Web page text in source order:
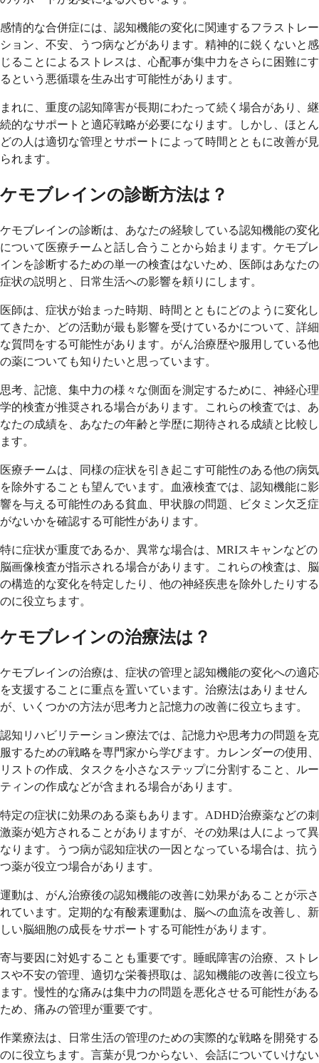
感情的な合併症には、認知機能の変化に関連するフラストレー
ション、不安、うつ病などがあります。精神的に鋭くないと感
じることによるストレスは、心配事が集中力をさらに困難にす
るという悪循環を生み出す可能性があります。
まれに、重度の認知障害が長期にわたって続く場合があり、継
続的なサポートと適応戦略が必要になります。しかし、ほとん
どの人は適切な管理とサポートによって時間とともに改善が見
られます。
ケモブレインの診断方法は？
ケモブレインの診断は、あなたの経験している認知機能の変化
について医療チームと話し合うことから始まります。ケモブレ
インを診断するための単一の検査はないため、医師はあなたの
症状の説明と、日常生活への影響を頼りにします。
医師は、症状が始まった時期、時間とともにどのように変化し
てきたか、どの活動が最も影響を受けているかについて、詳細
な質問をする可能性があります。がん治療歴や服用している他
の薬についても知りたいと思っています。
思考、記憶、集中力の様々な側面を測定するために、神経心理
学的検査が推奨される場合があります。これらの検査では、あ
なたの成績を、あなたの年齢と学歴に期待される成績と比較し
ます。
医療チームは、同様の症状を引き起こす可能性のある他の病気
を除外することも望んでいます。血液検査では、認知機能に影
響を与える可能性のある貧血、甲状腺の問題、ビタミン欠乏症
がないかを確認する可能性があります。
特に症状が重度であるか、異常な場合は、MRIスキャンなどの
脳画像検査が指示される場合があります。これらの検査は、脳
の構造的な変化を特定したり、他の神経疾患を除外したりする
のに役立ちます。
ケモブレインの治療法は？
ケモブレインの治療は、症状の管理と認知機能の変化への適応
を支援することに重点を置いています。治療法はありません
が、いくつかの方法が思考力と記憶力の改善に役立ちます。
認知リハビリテーション療法では、記憶力や思考力の問題を克
服するための戦略を専門家から学びます。カレンダーの使用、
リストの作成、タスクを小さなステップに分割すること、ルー
ティンの作成などが含まれる場合があります。
特定の症状に効果のある薬もあります。ADHD治療薬などの刺
激薬が処方されることがありますが、その効果は人によって異
なります。うつ病が認知症状の一因となっている場合は、抗う
つ薬が役立つ場合があります。
運動は、がん治療後の認知機能の改善に効果があることが示さ
れています。定期的な有酸素運動は、脳への血流を改善し、新
しい脳細胞の成長をサポートする可能性があります。
寄与要因に対処することも重要です。睡眠障害の治療、ストレ
スや不安の管理、適切な栄養摂取は、認知機能の改善に役立ち
ます。慢性的な痛みは集中力の問題を悪化させる可能性がある
ため、痛みの管理が重要です。
作業療法は、日常生活の管理のための実際的な戦略を開発する
のに役立ちます。言葉が見つからない、会話についていけない